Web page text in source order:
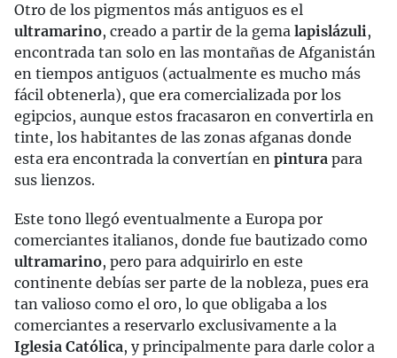
Otro de los pigmentos más antiguos es el
ultramarino, creado a partir de la gema lapislázuli,
encontrada tan solo en las montañas de Afganistán
en tiempos antiguos (actualmente es mucho más
fácil obtenerla), que era comercializada por los
egipcios, aunque estos fracasaron en convertirla en
tinte, los habitantes de las zonas afganas donde
esta era encontrada la convertían en pintura para
sus lienzos.
Este tono llegó eventualmente a Europa por
comerciantes italianos, donde fue bautizado como
ultramarino, pero para adquirirlo en este
continente debías ser parte de la nobleza, pues era
tan valioso como el oro, lo que obligaba a los
comerciantes a reservarlo exclusivamente a la
Iglesia Católica, y principalmente para darle color a